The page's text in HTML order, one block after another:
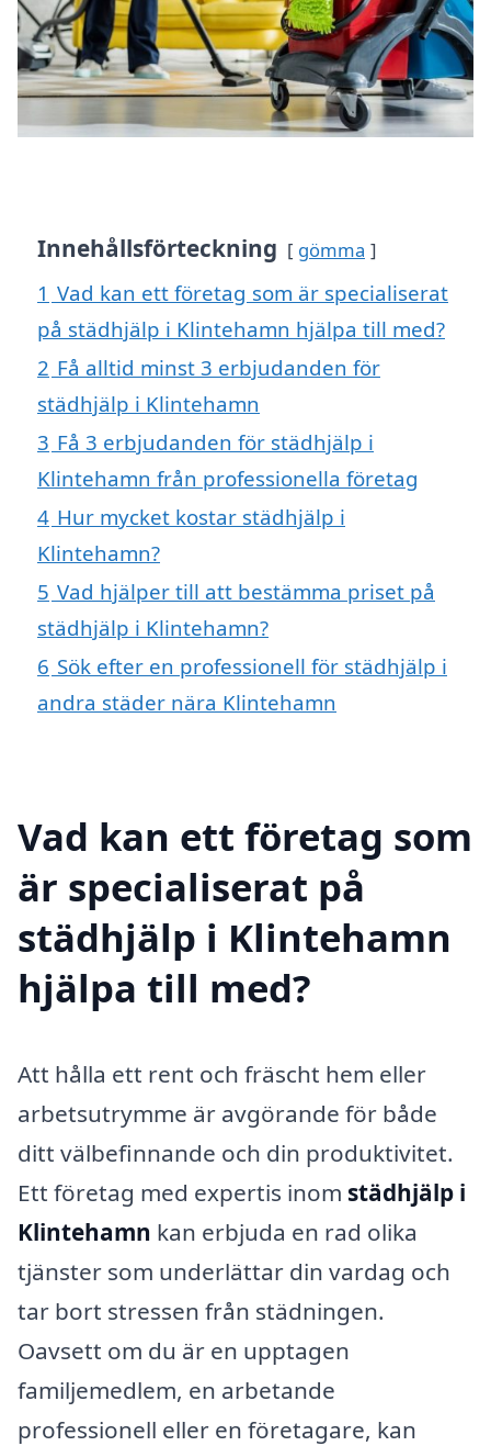
Innehållsförteckning gömma
1 Vad kan ett företag som är specialiserat
på städhjälp i Klintehamn hjälpa till med?
2 Få alltid minst 3 erbjudanden för
städhjälp i Klintehamn
3 Få 3 erbjudanden för städhjälp i
Klintehamn från professionella företag
4 Hur mycket kostar städhjälp i
Klintehamn?
5 Vad hjälper till att bestämma priset på
städhjälp i Klintehamn?
6 Sök efter en professionell för städhjälp i
andra städer nära Klintehamn
Vad kan ett företag som
är specialiserat på
städhjälp i Klintehamn
hjälpa till med?
Att hålla ett rent och fräscht hem eller
arbetsutrymme är avgörande för både
ditt välbefinnande och din produktivitet.
Ett företag med expertis inom städhjälp i
Klintehamn kan erbjuda en rad olika
tjänster som underlättar din vardag och
tar bort stressen från städningen.
Oavsett om du är en upptagen
familjemedlem, en arbetande
professionell eller en företagare, kan